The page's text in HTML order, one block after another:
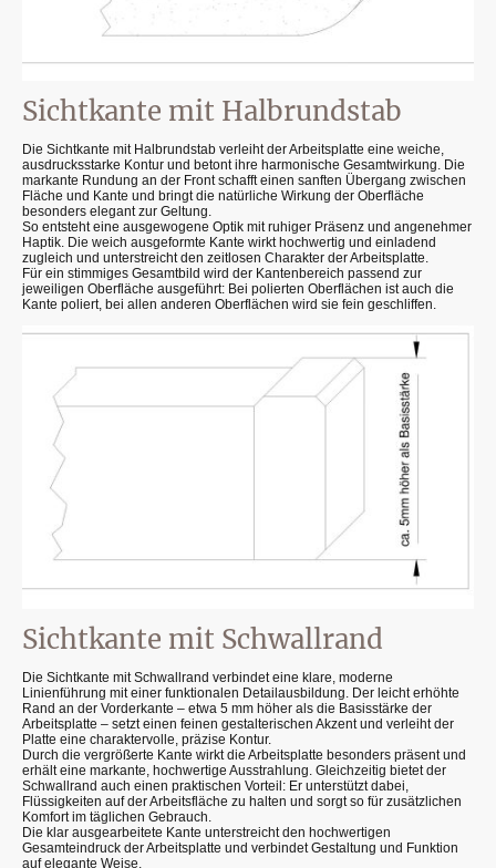
Sichtkante mit Halbrundstab
Die Sichtkante mit Halbrundstab verleiht der Arbeitsplatte eine weiche,
ausdrucksstarke Kontur und betont ihre harmonische Gesamtwirkung. Die
markante Rundung an der Front schafft einen sanften Übergang zwischen
Fläche und Kante und bringt die natürliche Wirkung der Oberfläche
besonders elegant zur Geltung.
So entsteht eine ausgewogene Optik mit ruhiger Präsenz und angenehmer
Haptik. Die weich ausgeformte Kante wirkt hochwertig und einladend
zugleich und unterstreicht den zeitlosen Charakter der Arbeitsplatte.
Für ein stimmiges Gesamtbild wird der Kantenbereich passend zur
jeweiligen Oberfläche ausgeführt: Bei polierten Oberflächen ist auch die
Kante poliert, bei allen anderen Oberflächen wird sie fein geschliffen.
Sichtkante mit Schwallrand
Die Sichtkante mit Schwallrand verbindet eine klare, moderne
Linienführung mit einer funktionalen Detailausbildung. Der leicht erhöhte
Rand an der Vorderkante – etwa 5 mm höher als die Basisstärke der
Arbeitsplatte – setzt einen feinen gestalterischen Akzent und verleiht der
Platte eine charaktervolle, präzise Kontur.
Durch die vergrößerte Kante wirkt die Arbeitsplatte besonders präsent und
erhält eine markante, hochwertige Ausstrahlung. Gleichzeitig bietet der
Schwallrand auch einen praktischen Vorteil: Er unterstützt dabei,
Flüssigkeiten auf der Arbeitsfläche zu halten und sorgt so für zusätzlichen
Komfort im täglichen Gebrauch.
Die klar ausgearbeitete Kante unterstreicht den hochwertigen
Gesamteindruck der Arbeitsplatte und verbindet Gestaltung und Funktion
auf elegante Weise.